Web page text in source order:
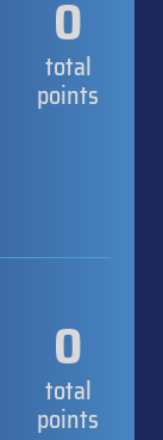
0
total
points
0
total
points